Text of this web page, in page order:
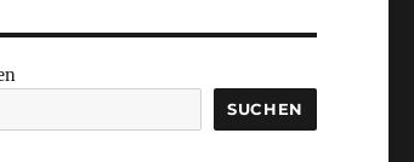
SUCHEN